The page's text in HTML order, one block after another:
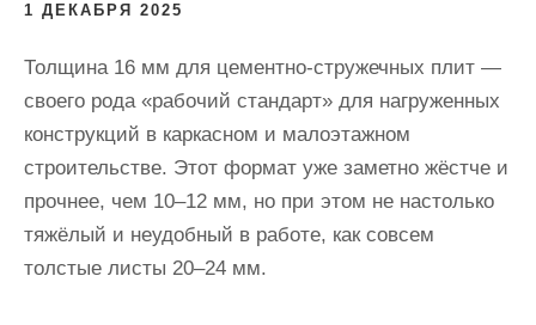
1 ДЕКАБРЯ 2025
Толщина 16 мм для цементно-стружечных плит —
своего рода «рабочий стандарт» для нагруженных
конструкций в каркасном и малоэтажном
строительстве. Этот формат уже заметно жёстче и
прочнее, чем 10–12 мм, но при этом не настолько
тяжёлый и неудобный в работе, как совсем
толстые листы 20–24 мм.